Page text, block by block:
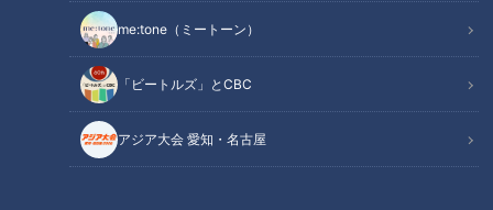
me:tone（ミートーン）
「ビートルズ」とCBC
アジア大会 愛知・名古屋
「これは勲章」4ｔの山車を担ぐ男たちの体に異
変が